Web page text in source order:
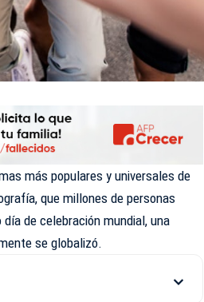
más populares y universales de
que millones de personas
de celebración mundial, una
se globalizó.